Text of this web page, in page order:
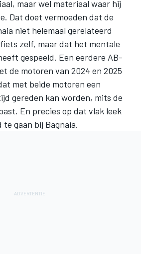
maar wel materiaal waar hij
Dat doet vermoeden dat de
niet helemaal gerelateerd
zelf, maar dat het mentale
gespeeld. Een eerdere AB-
de motoren van 2024 en 2025
met beide motoren een
gereden kan worden, mits de
En precies op dat vlak leek
gaan bij Bagnaia.